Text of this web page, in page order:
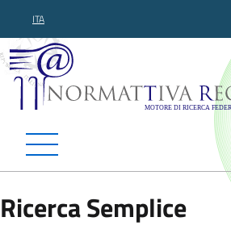
ITA
Normattiva
Ricerca Semplice